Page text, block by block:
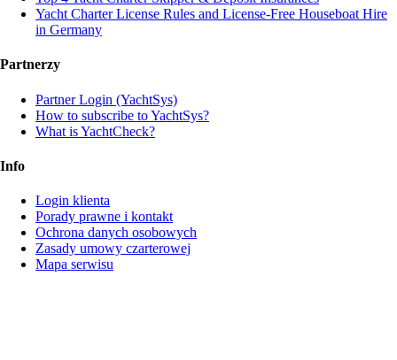
Yacht Charter License Rules and License-Free Houseboat Hire
in Germany
Partnerzy
Partner Login (YachtSys)
How to subscribe to YachtSys?
What is YachtCheck?
Info
Login klienta
Porady prawne i kontakt
Ochrona danych osobowych
Zasady umowy czarterowej
Mapa serwisu